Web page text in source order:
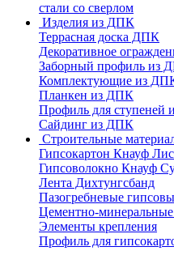
стали со сверлом
Изделия из ДПК
Террасная доска ДПК
Декоративное
Заборный профиль из
Комплектующие из
Планкен из ДПК
Профиль для ступеней
Сайдинг из ДПК
Строительные
Гипсокартон Кнауф
Гипсоволокно Кнауф
Лента Дихтунгсбанд
Пазогребневые
Цементно-
Элементы крепления
Профиль для